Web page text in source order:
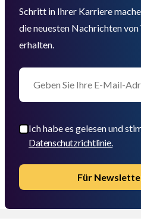
Schritt in Ihrer Karriere
die neuesten Nachrichten
erhalten.
Ich habe es gelesen und
Datenschutzrichtlinie.
Für